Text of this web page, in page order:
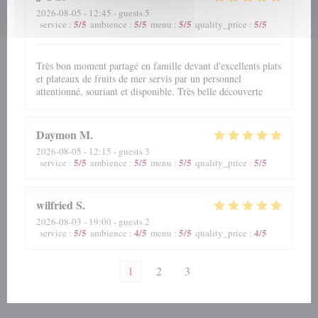
2026-08-05 - 12:45 - guests 5
service : 5/5 ambience : 5/5 menu : 5/5 quality_price : 5/5
Très bon moment partagé en famille devant d'excellents plats
et plateaux de fruits de mer servis par un personnel
attentionné, souriant et disponible. Très belle découverte
DaymonM
2026-08-05 - 12:15 - guests 3
service : 5/5 ambience : 5/5 menu : 5/5 quality_price : 5/5
wilfriedS
2026-08-03 - 19:00 - guests 2
service : 5/5 ambience : 4/5 menu : 5/5 quality_price : 4/5
1 2 3